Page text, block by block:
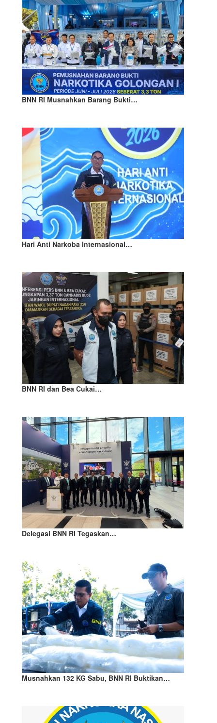
BNN RI Musnahkan Barang Bukti…
Hari Anti Narkoba Internasional…
BNN RI dan Bea Cukai…
Delegasi BNN RI Tegaskan…
Musnahkan 132 KG Sabu, BNN RI Buktikan…